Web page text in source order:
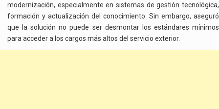
modernización, especialmente en sistemas de gestión tecnológica,
formación y actualización del conocimiento. Sin embargo, aseguró
que la solución no puede ser desmontar los estándares mínimos
para acceder a los cargos más altos del servicio exterior.